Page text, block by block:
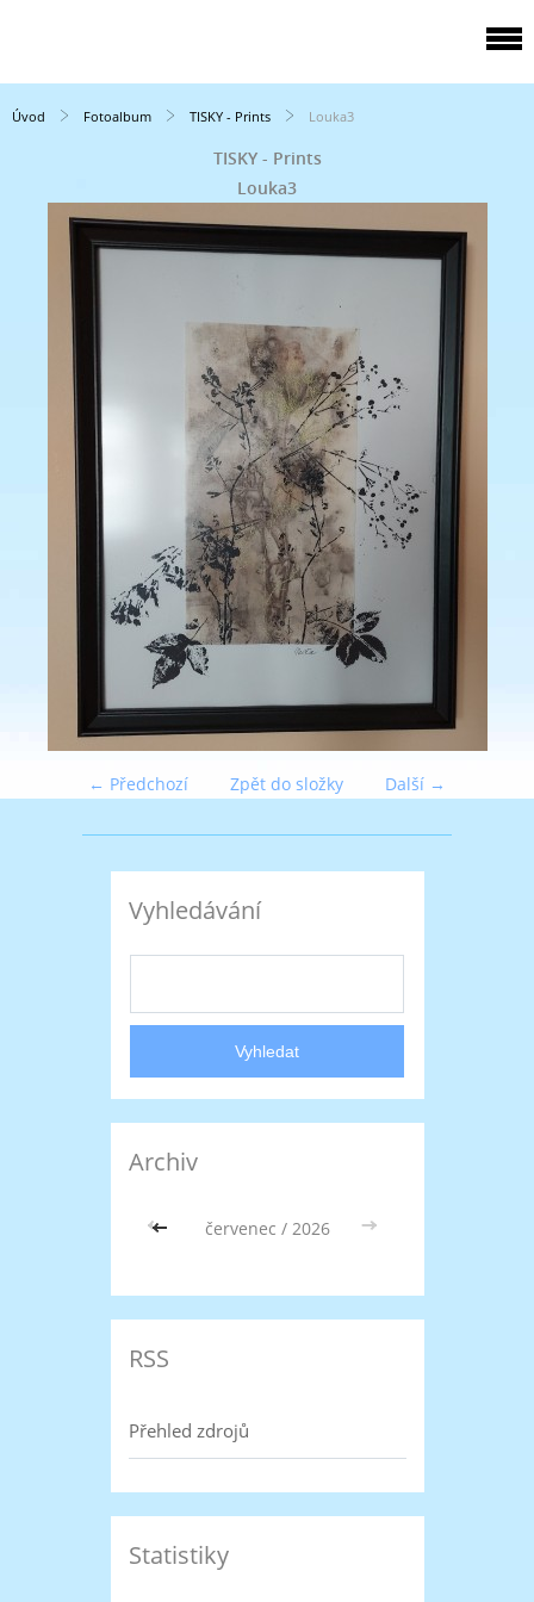
Úvod Fotoalbum TISKY - Prints Louka3
TISKY - Prints
Louka3
← Předchozí Další →
Zpět do složky
Vyhledávání
Archiv
<< červenec / 2026 >>
RSS
Přehled zdrojů
Statistiky